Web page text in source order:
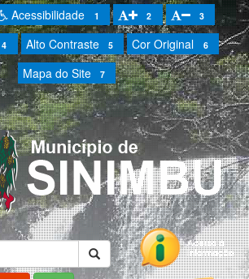
Acessibilidade 1 2 3
4 Alto Contraste 5 Cor Original 6
Mapa do Site 7